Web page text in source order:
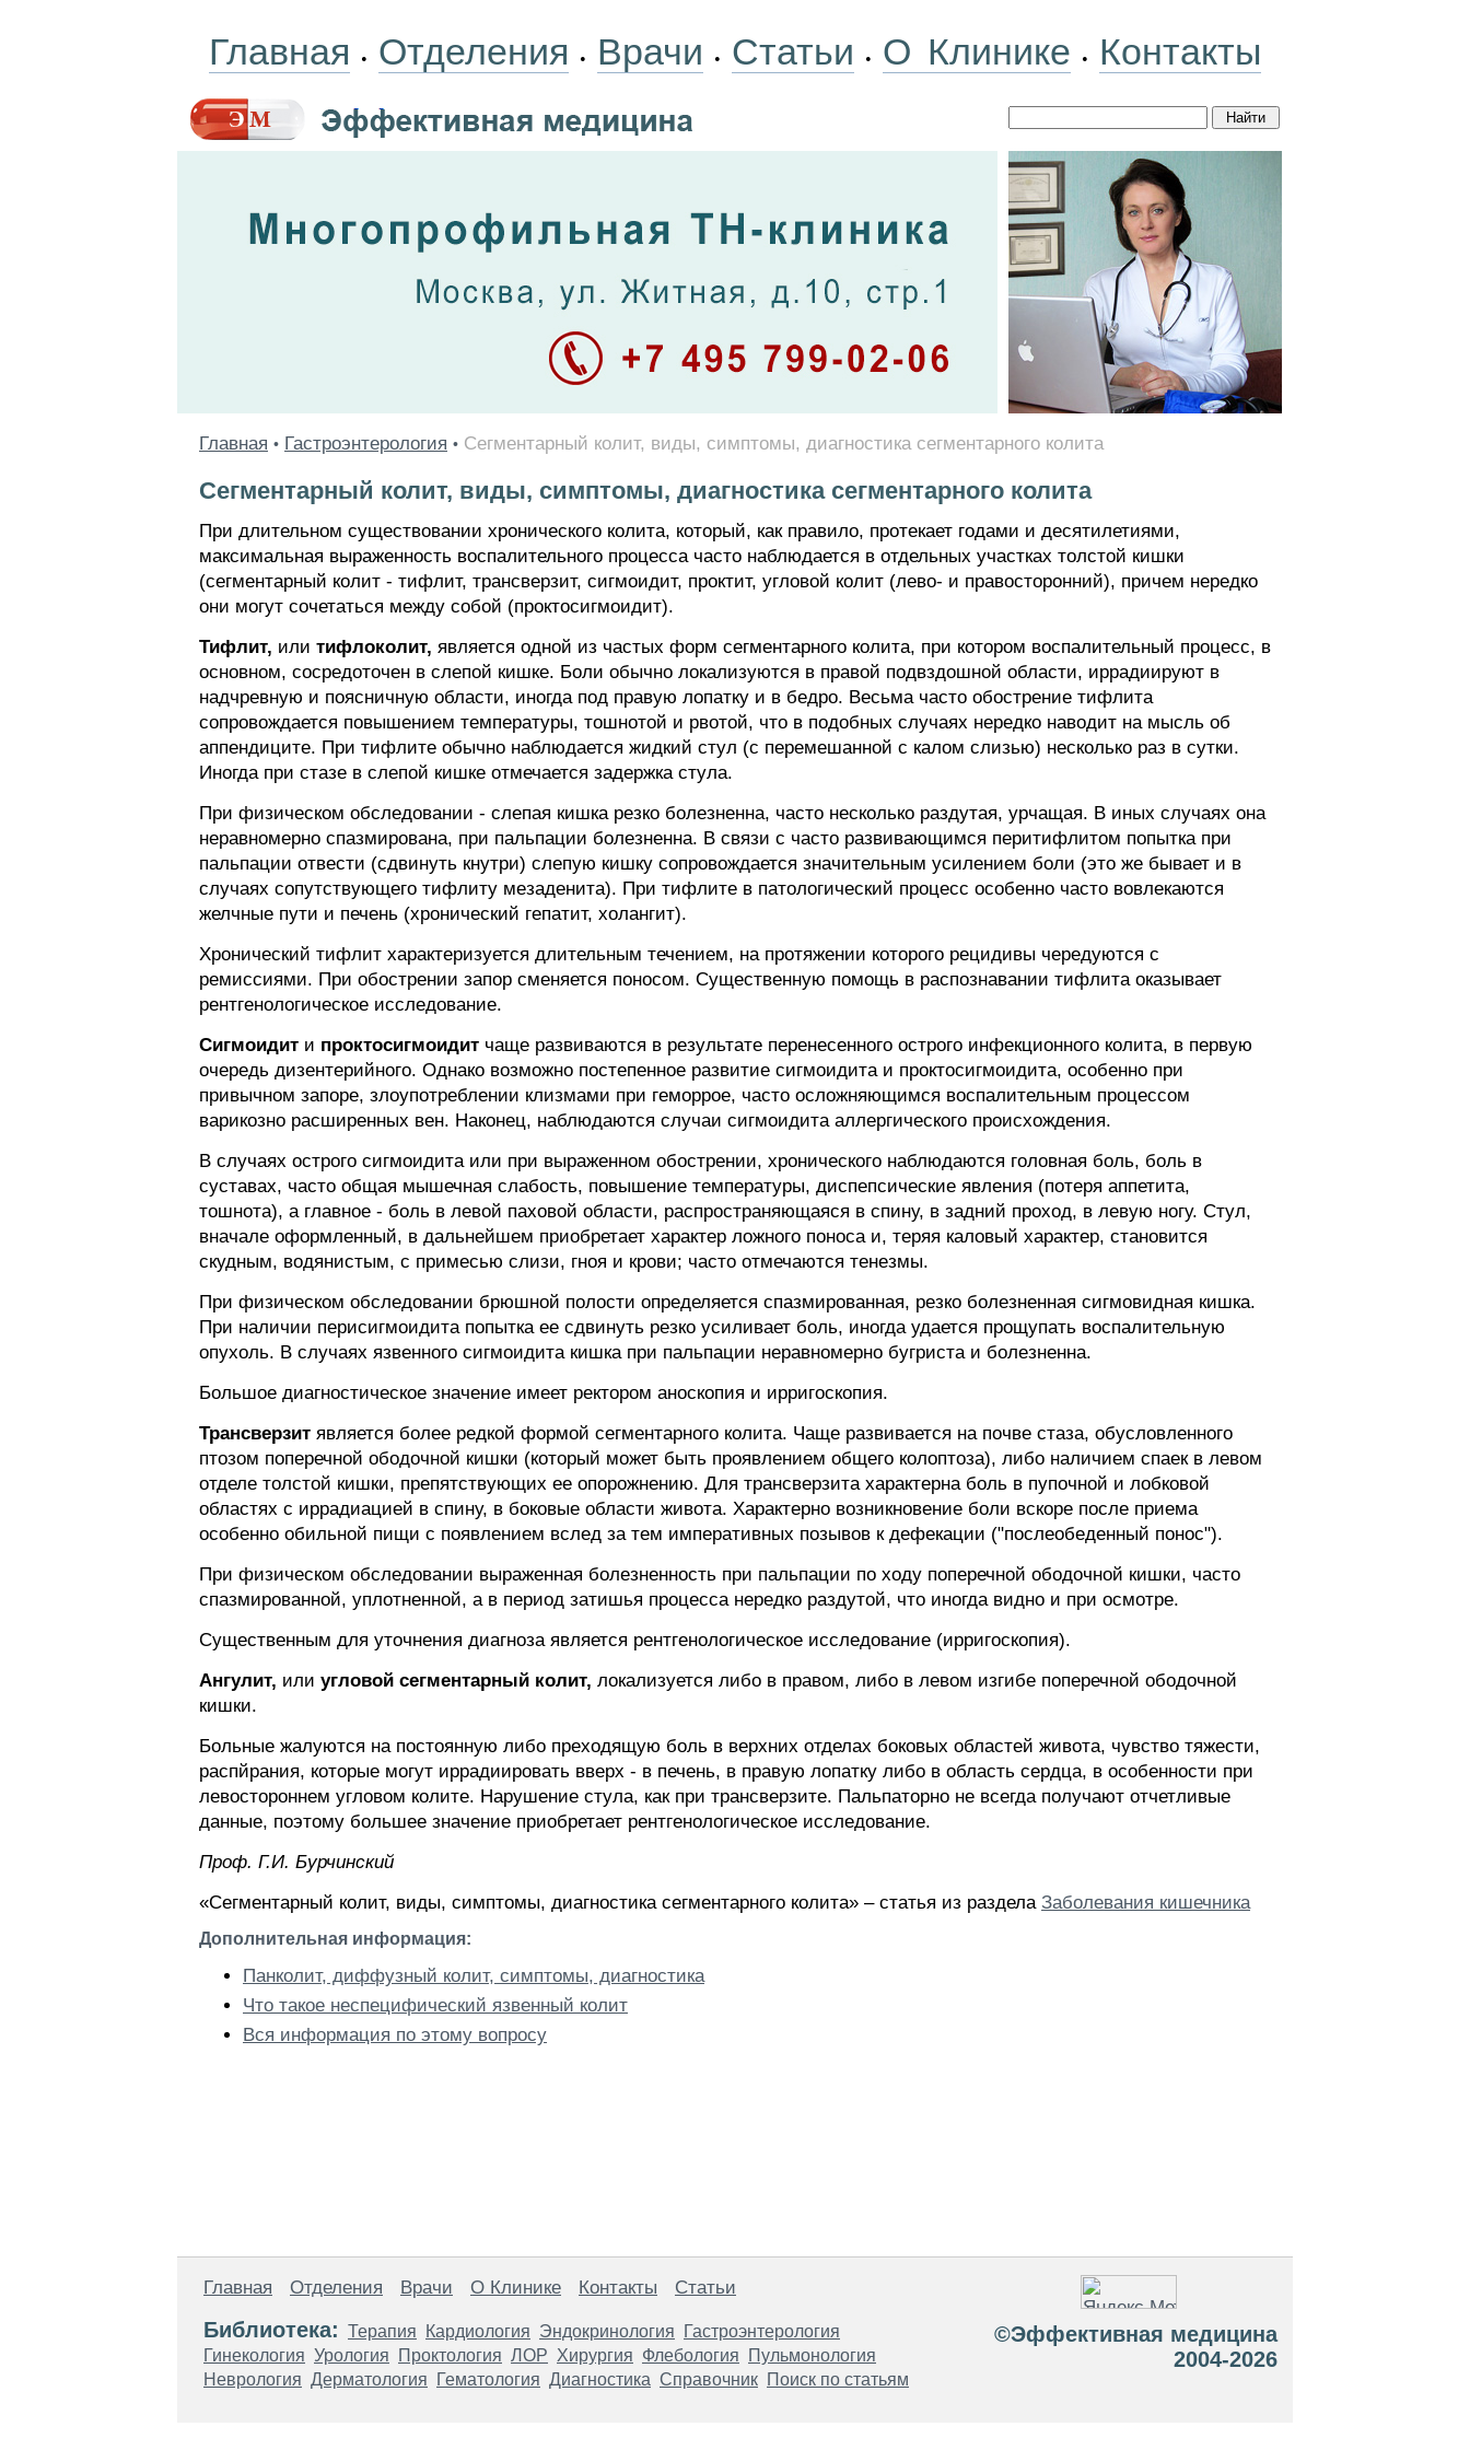
Главная • Отделения • Врачи • Статьи • О Клинике • Контакты
Главная • Гастроэнтерология • Сегментарный колит, виды, симптомы, диагностика сегментарного колита
Сегментарный колит, виды, симптомы, диагностика сегментарного колита
При длительном существовании хронического колита, который, как правило, протекает годами и десятилетиями,
максимальная выраженность воспалительного процесса часто наблюдается в отдельных участках толстой кишки
(сегментарный колит - тифлит, трансверзит, сигмоидит, проктит, угловой колит (лево- и правосторонний), причем нередко
они могут сочетаться между собой (проктосигмоидит).
Тифлит, или тифлоколит, является одной из частых форм сегментарного колита, при котором воспалительный процесс, в
основном, сосредоточен в слепой кишке. Боли обычно локализуются в правой подвздошной области, иррадиируют в
надчревную и поясничную области, иногда под правую лопатку и в бедро. Весьма часто обострение тифлита
сопровождается повышением температуры, тошнотой и рвотой, что в подобных случаях нередко наводит на мысль об
аппендиците. При тифлите обычно наблюдается жидкий стул (с перемешанной с калом слизью) несколько раз в сутки.
Иногда при стазе в слепой кишке отмечается задержка стула.
При физическом обследовании - слепая кишка резко болезненна, часто несколько раздутая, урчащая. В иных случаях она
неравномерно спазмирована, при пальпации болезненна. В связи с часто развивающимся перитифлитом попытка при
пальпации отвести (сдвинуть кнутри) слепую кишку сопровождается значительным усилением боли (это же бывает и в
случаях сопутствующего тифлиту мезаденита). При тифлите в патологический процесс особенно часто вовлекаются
желчные пути и печень (хронический гепатит, холангит).
Хронический тифлит характеризуется длительным течением, на протяжении которого рецидивы чередуются с
ремиссиями. При обострении запор сменяется поносом. Существенную помощь в распознавании тифлита оказывает
рентгенологическое исследование.
Сигмоидит и проктосигмоидит чаще развиваются в результате перенесенного острого инфекционного колита, в первую
очередь дизентерийного. Однако возможно постепенное развитие сигмоидита и проктосигмоидита, особенно при
привычном запоре, злоупотреблении клизмами при геморрое, часто осложняющимся воспалительным процессом
варикозно расширенных вен. Наконец, наблюдаются случаи сигмоидита аллергического происхождения.
В случаях острого сигмоидита или при выраженном обострении, хронического наблюдаются головная боль, боль в
суставах, часто общая мышечная слабость, повышение температуры, диспепсические явления (потеря аппетита,
тошнота), а главное - боль в левой паховой области, распространяющаяся в спину, в задний проход, в левую ногу. Стул,
вначале оформленный, в дальнейшем приобретает характер ложного поноса и, теряя каловый характер, становится
скудным, водянистым, с примесью слизи, гноя и крови; часто отмечаются тенезмы.
При физическом обследовании брюшной полости определяется спазмированная, резко болезненная сигмовидная кишка.
При наличии перисигмоидита попытка ее сдвинуть резко усиливает боль, иногда удается прощупать воспалительную
опухоль. В случаях язвенного сигмоидита кишка при пальпации неравномерно бугриста и болезненна.
Большое диагностическое значение имеет ректором аноскопия и ирригоскопия.
Трансверзит является более редкой формой сегментарного колита. Чаще развивается на почве стаза, обусловленного
птозом поперечной ободочной кишки (который может быть проявлением общего колоптоза), либо наличием спаек в левом
отделе толстой кишки, препятствующих ее опорожнению. Для трансверзита характерна боль в пупочной и лобковой
областях с иррадиацией в спину, в боковые области живота. Характерно возникновение боли вскоре после приема
особенно обильной пищи с появлением вслед за тем императивных позывов к дефекации ("послеобеденный понос").
При физическом обследовании выраженная болезненность при пальпации по ходу поперечной ободочной кишки, часто
спазмированной, уплотненной, а в период затишья процесса нередко раздутой, что иногда видно и при осмотре.
Существенным для уточнения диагноза является рентгенологическое исследование (ирригоскопия).
Ангулит, или угловой сегментарный колит, локализуется либо в правом, либо в левом изгибе поперечной ободочной
кишки.
Больные жалуются на постоянную либо преходящую боль в верхних отделах боковых областей живота, чувство тяжести,
распйрания, которые могут иррадиировать вверх - в печень, в правую лопатку либо в область сердца, в особенности при
левостороннем угловом колите. Нарушение стула, как при трансверзите. Пальпаторно не всегда получают отчетливые
данные, поэтому большее значение приобретает рентгенологическое исследование.
Проф. Г.И. Бурчинский
«Сегментарный колит, виды, симптомы, диагностика сегментарного колита» – статья из раздела Заболевания кишечника
Дополнительная информация:
Панколит, диффузный колит, симптомы, диагностика
Что такое неспецифический язвенный колит
Вся информация по этому вопросу
Главная Отделения Врачи О Клинике Контакты Статьи
Библиотека: Терапия Кардиология Эндокринология
Гастроэнтерология
Гинекология Урология Проктология ЛОР Хирургия Флебология
Пульмонология
Неврология Дерматология Гематология Диагностика Справочник Поиск по статьям
©Эффективная медицина
2004-2026